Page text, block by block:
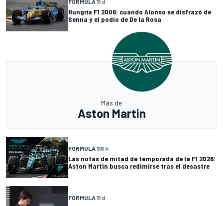
FÓRMULA 11 d
Hungría F1 2006: cuando Alonso se disfrazó de
Senna y el podio de De la Rosa
Más de
Aston Martin
FÓRMULA 116 h
Las notas de mitad de temporada de la F1 2026:
Aston Martin busca redimirse tras el desastre
FÓRMULA 11 d